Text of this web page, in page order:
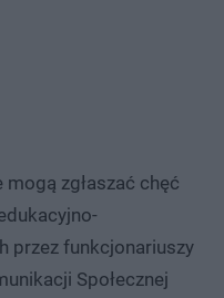
zgłaszać chęć
przez funkcjonariuszy
Społecznej